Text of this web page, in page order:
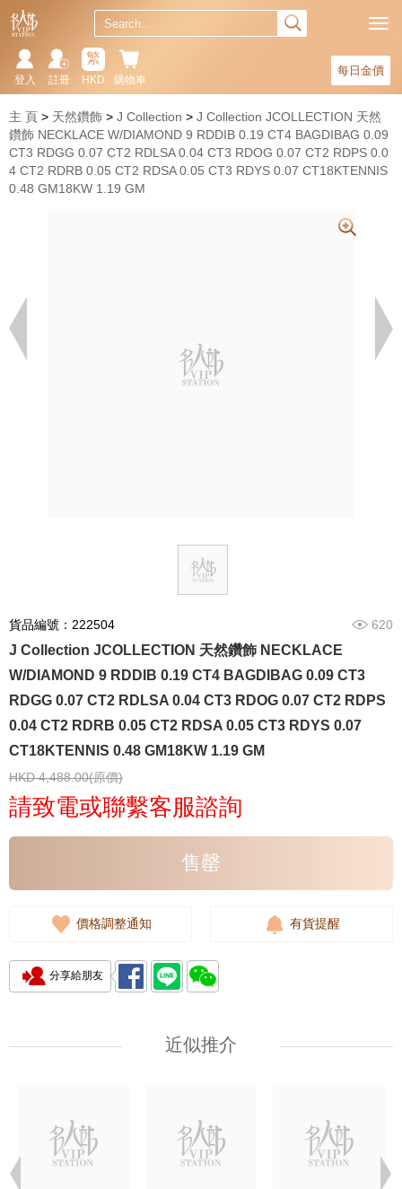
每日金價
購物車
繁
HKD
註冊
登入
主 頁 天然鑽飾 J Collection
J Collection JCOLLECTION 天然
鑽飾 NECKLACE W/DIAMOND 9 RDDIB 0.19 CT4 BAGDIBAG 0.09
CT3 RDGG 0.07 CT2 RDLSA 0.04 CT3 RDOG 0.07 CT2 RDPS 0.0
4 CT2 RDRB 0.05 CT2 RDSA 0.05 CT3 RDYS 0.07 CT18KTENNIS
0.48 GM18KW 1.19 GM
貨品編號：222504 620
J Collection JCOLLECTION 天然鑽飾 NECKLACE
W/DIAMOND 9 RDDIB 0.19 CT4 BAGDIBAG 0.09 CT3
RDGG 0.07 CT2 RDLSA 0.04 CT3 RDOG 0.07 CT2 RDPS
0.04 CT2 RDRB 0.05 CT2 RDSA 0.05 CT3 RDYS 0.07
CT18KTENNIS 0.48 GM18KW 1.19 GM
HKD 4,488.00(原價)
請致電或聯繫客服諮詢
售罄
價格調整通知 有貨提醒
分享給朋友
近似推介